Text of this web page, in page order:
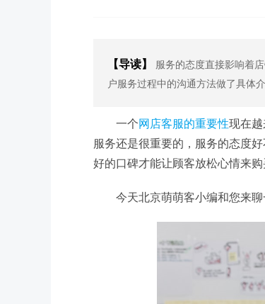
【导读】
服务的态度直接影响着
户服务过程中的沟通方法做了具体
一个网店客服的重要性现在
服务还是很重要的，服务的态度
好的口碑才能让顾客放松心情来购
今天北京萌萌客小编和您来聊